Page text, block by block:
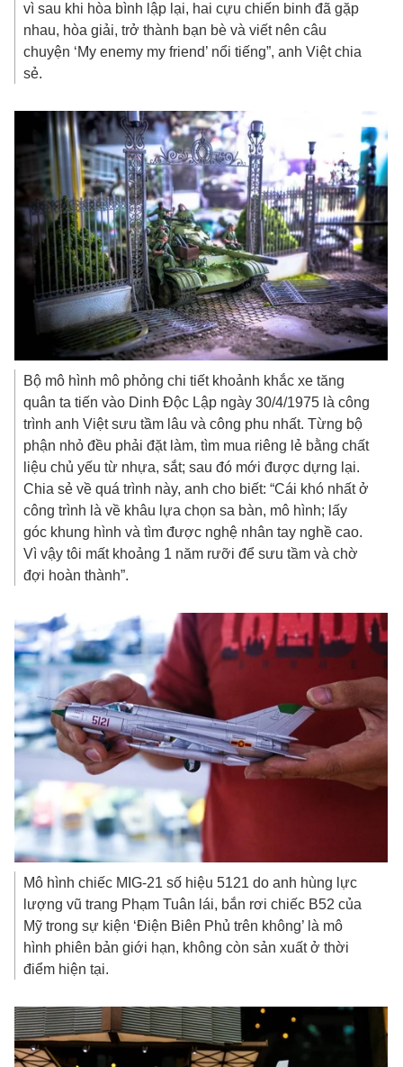
vì sau khi hòa bình lập lại, hai cựu chiến binh đã gặp
nhau, hòa giải, trở thành bạn bè và viết nên câu
chuyện ‘My enemy my friend’ nổi tiếng”, anh Việt chia
sẻ.
Bộ mô hình mô phỏng chi tiết khoảnh khắc xe tăng
quân ta tiến vào Dinh Độc Lập ngày 30/4/1975 là công
trình anh Việt sưu tầm lâu và công phu nhất. Từng bộ
phận nhỏ đều phải đặt làm, tìm mua riêng lẻ bằng chất
liệu chủ yếu từ nhựa, sắt; sau đó mới được dựng lại.
Chia sẻ về quá trình này, anh cho biết: “Cái khó nhất ở
công trình là về khâu lựa chọn sa bàn, mô hình; lấy
góc khung hình và tìm được nghệ nhân tay nghề cao.
Vì vậy tôi mất khoảng 1 năm rưỡi để sưu tầm và chờ
đợi hoàn thành”.
Mô hình chiếc MIG-21 số hiệu 5121 do anh hùng lực
lượng vũ trang Phạm Tuân lái, bắn rơi chiếc B52 của
Mỹ trong sự kiện ‘Điện Biên Phủ trên không’ là mô
hình phiên bản giới hạn, không còn sản xuất ở thời
điểm hiện tại.